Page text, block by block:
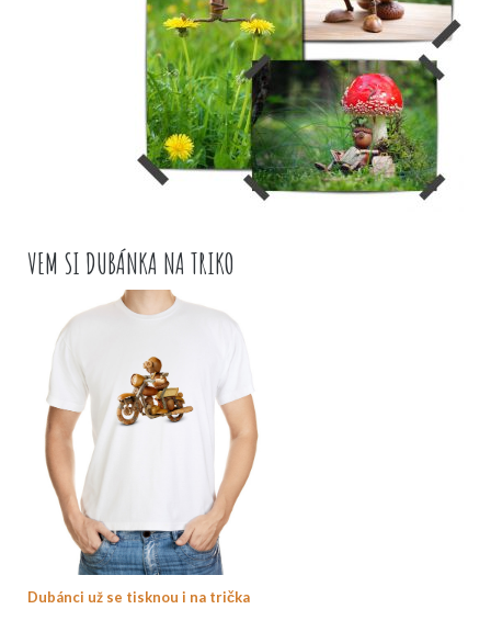
VEM SI DUBÁNKA NA TRIKO
Dubánci už se tisknou i na trička